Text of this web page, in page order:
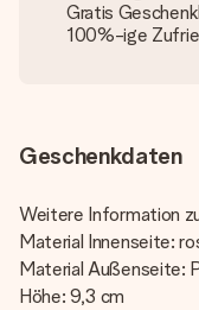
Gratis
100%-ige
Geschenkdaten
Weitere Information
Material Innenseite:
Material Außenseite:
Höhe: 9,3 cm